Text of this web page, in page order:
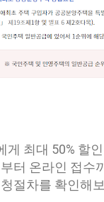
최대 50% 할
터 온라인 접수
절차를 확인해